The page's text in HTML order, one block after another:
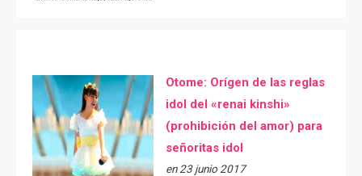
Otome: Orígen de las reglas
idol del «renai kinshi»
(prohibición del amor) para
señoritas idol
en 23 junio 2017